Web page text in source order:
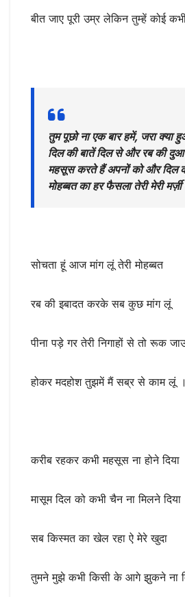
बीत जाए पूरी उम्र लेकिन तुम्हें कोई
तुम पूछो ना एक बार हमें, जरा क्या
दिल की बातें दिल से और रब की
महसूस करते हैं अपनों को और दिल
मोहब्बत का हर फैसला तेरी मेरी
सोचता हूं आज मांग लूं तेरी मोहब्बत
रब की इबादत करके सब कुछ मांग लूं
पीना पड़े गर तेरी निगाहों से तो रूक
होकर मदहोश तुझमें मैं सब्र से काम लूं
करीब रहकर कभी महसूस ना होने दिया
मासूम दिल को कभी चैन ना मिलने दिया
सब किस्मत का खेल रहा ऐ मेरे खुदा
तुमने मुझे कभी किसी के आगे झुकने ना